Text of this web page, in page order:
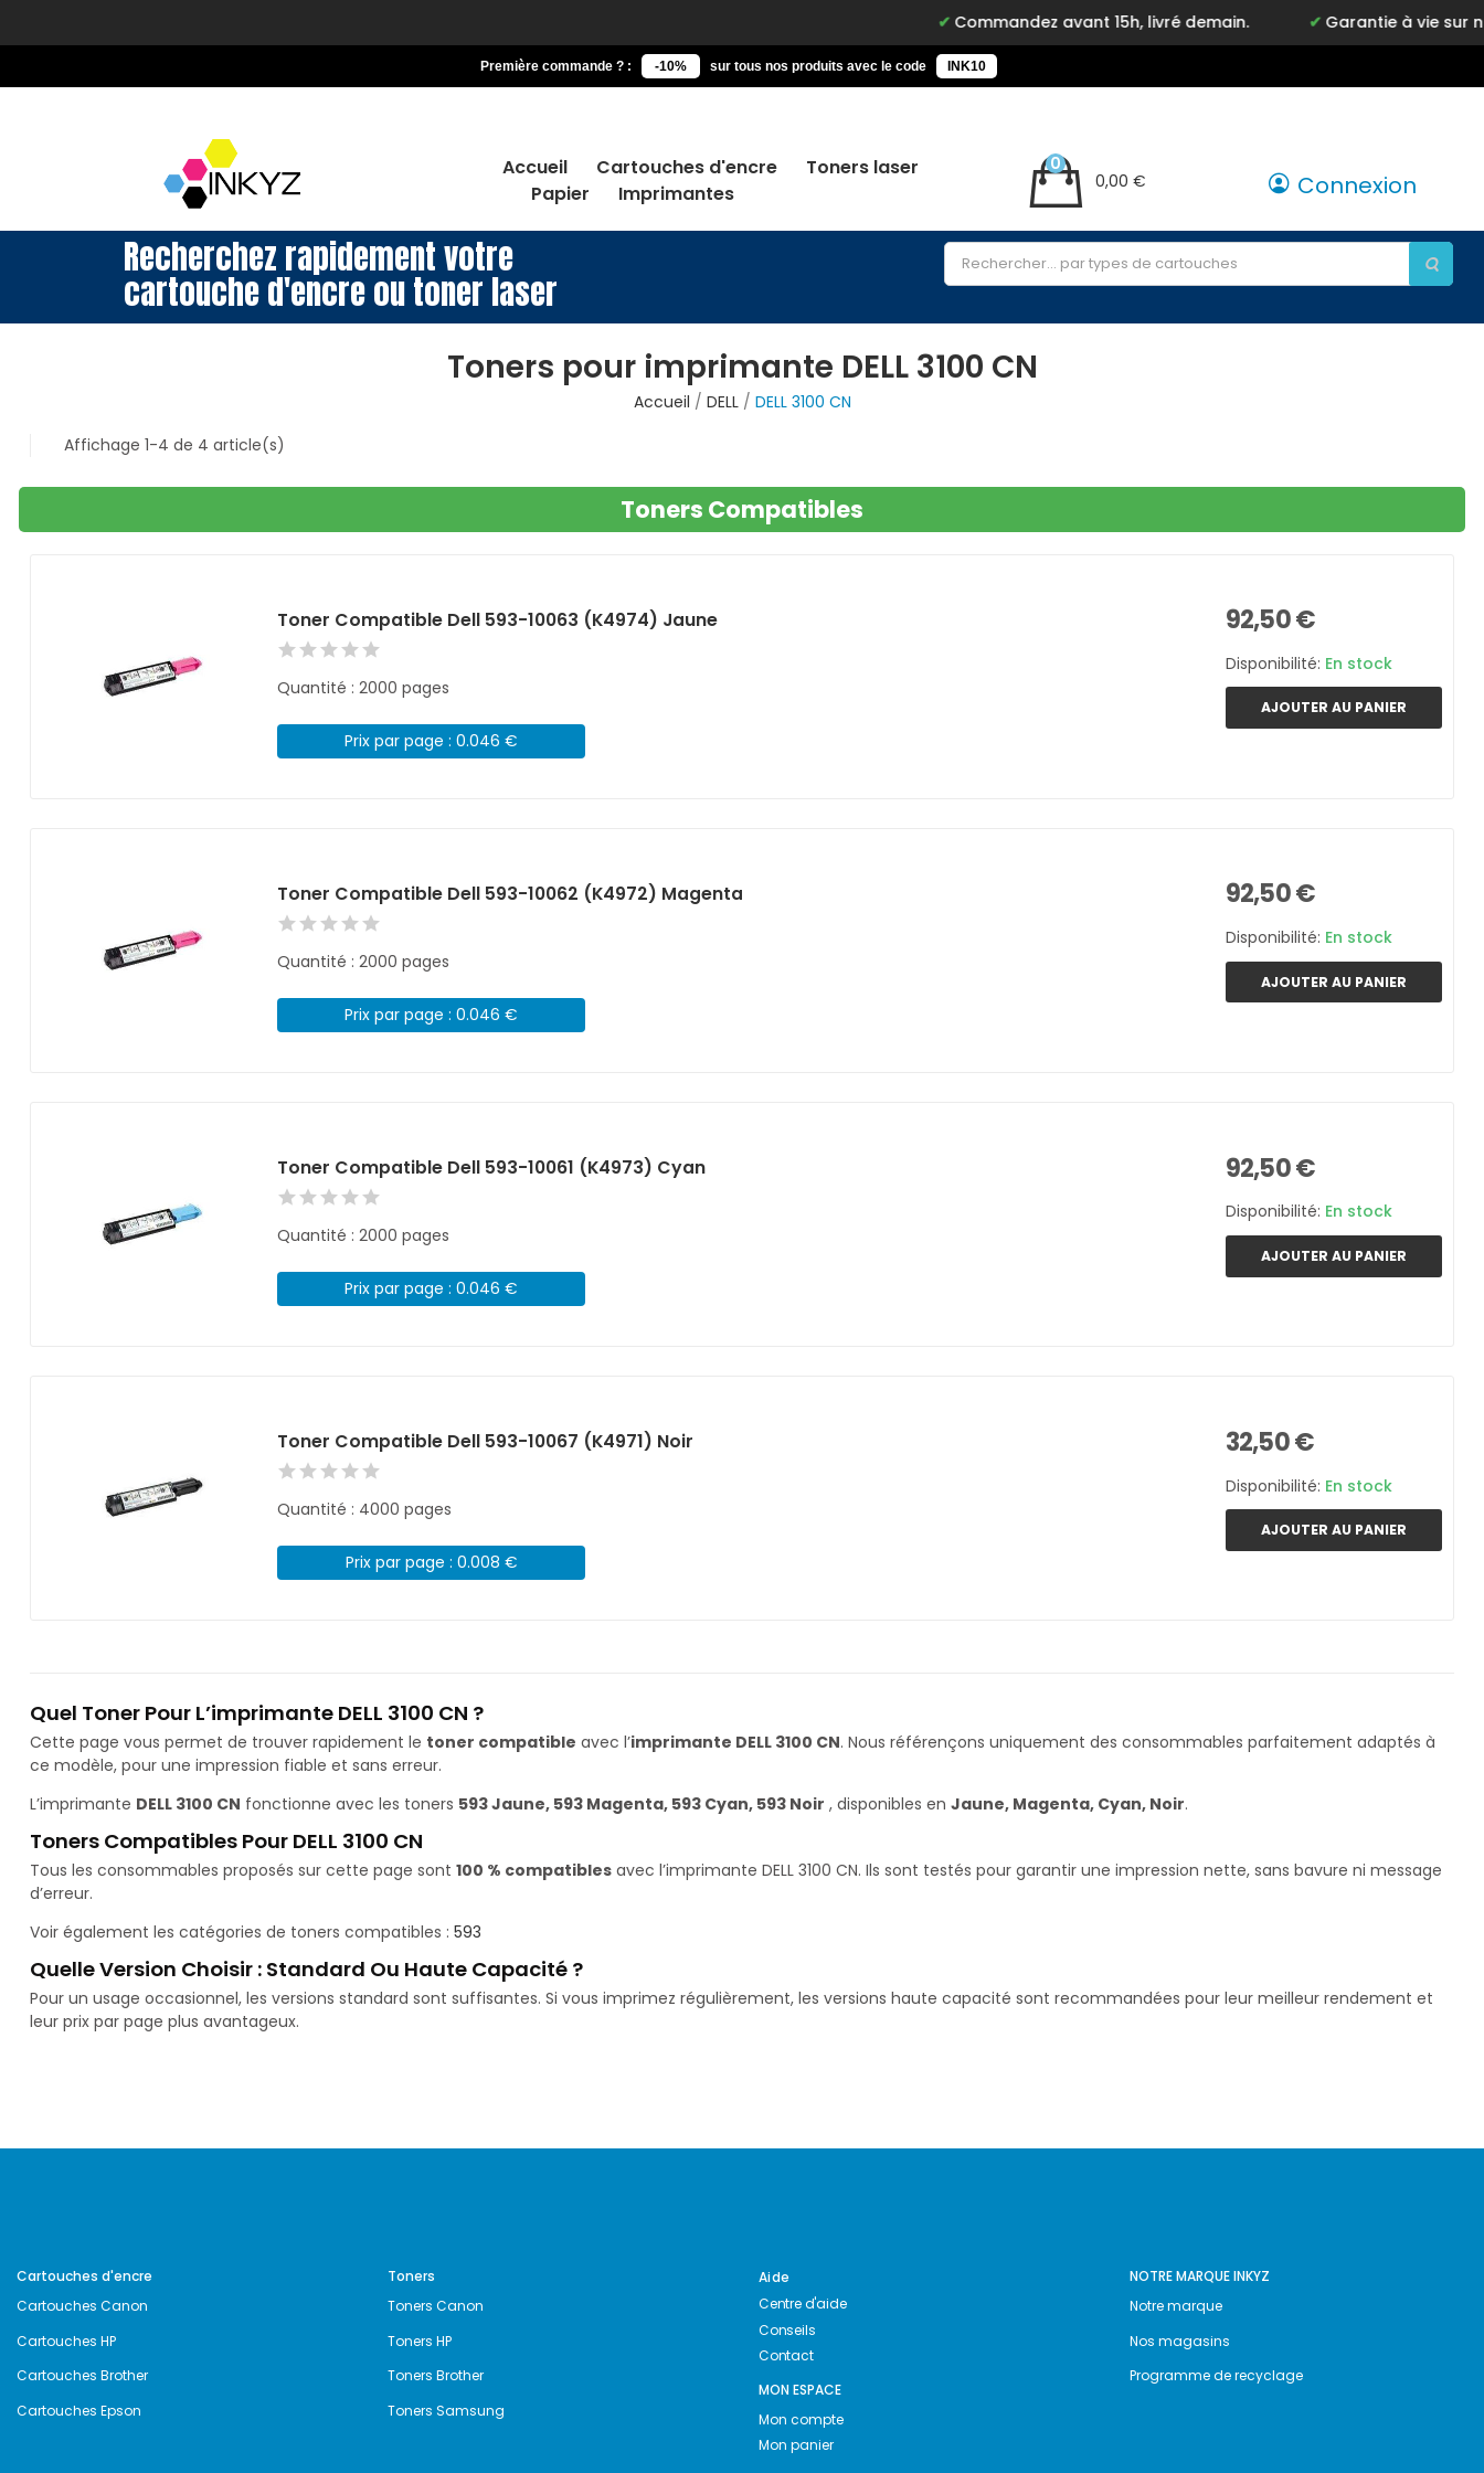
Commandez avant 15h, livré demain. Garantie à vie sur notre
Première commande ? : -10% sur tous nos produits avec le code INK10
Accueil Cartouches d'encre
Toners laser
Papier
Imprimantes
0,00 €
0
Connexion
Recherchez rapidement votre
cartouche d'encre ou toner laser
Toners pour imprimante DELL 3100 CN
Accueil DELL
DELL 3100 CN
Affichage 1-4 de 4 article(s)
Toners Compatibles
Toner Compatible Dell 593-10063 (K4974) Jaune
Quantité : 2000 pages
Prix par page : 0.046 €
92,50 €
Disponibilité: En stock
AJOUTER AU PANIER
Toner Compatible Dell 593-10062 (K4972) Magenta
Quantité : 2000 pages
Prix par page : 0.046 €
92,50 €
Disponibilité: En stock
AJOUTER AU PANIER
Toner Compatible Dell 593-10061 (K4973) Cyan
Quantité : 2000 pages
Prix par page : 0.046 €
92,50 €
Disponibilité: En stock
AJOUTER AU PANIER
Toner Compatible Dell 593-10067 (K4971) Noir
Quantité : 4000 pages
Prix par page : 0.008 €
32,50 €
Disponibilité: En stock
AJOUTER AU PANIER
Quel Toner Pour L’imprimante DELL 3100 CN ?
Cette page vous permet de trouver rapidement le toner compatible avec l’imprimante DELL 3100 CN. Nous référençons uniquement des consommables parfaitement adaptés à
ce modèle, pour une impression fiable et sans erreur.
L’imprimante DELL 3100 CN fonctionne avec les toners 593 Jaune, 593 Magenta, 593 Cyan, 593 Noir , disponibles en Jaune, Magenta, Cyan, Noir.
Toners Compatibles Pour DELL 3100 CN
Tous les consommables proposés sur cette page sont 100 % compatibles avec l’imprimante DELL 3100 CN. Ils sont testés pour garantir une impression nette, sans bavure ni message
d’erreur.
Voir également les catégories de toners compatibles : 593
Quelle Version Choisir : Standard Ou Haute Capacité ?
Pour un usage occasionnel, les versions standard sont suffisantes. Si vous imprimez régulièrement, les versions haute capacité sont recommandées pour leur meilleur rendement et
leur prix par page plus avantageux.
Cartouches d'encre
Cartouches Canon
Cartouches HP
Cartouches Brother
Cartouches Epson
Toners
Toners Canon
Toners HP
Toners Brother
Toners Samsung
Aide
Centre d'aide
Conseils
Contact
MON ESPACE
Mon compte
Mon panier
NOTRE MARQUE INKYZ
Notre marque
Nos magasins
Programme de recyclage